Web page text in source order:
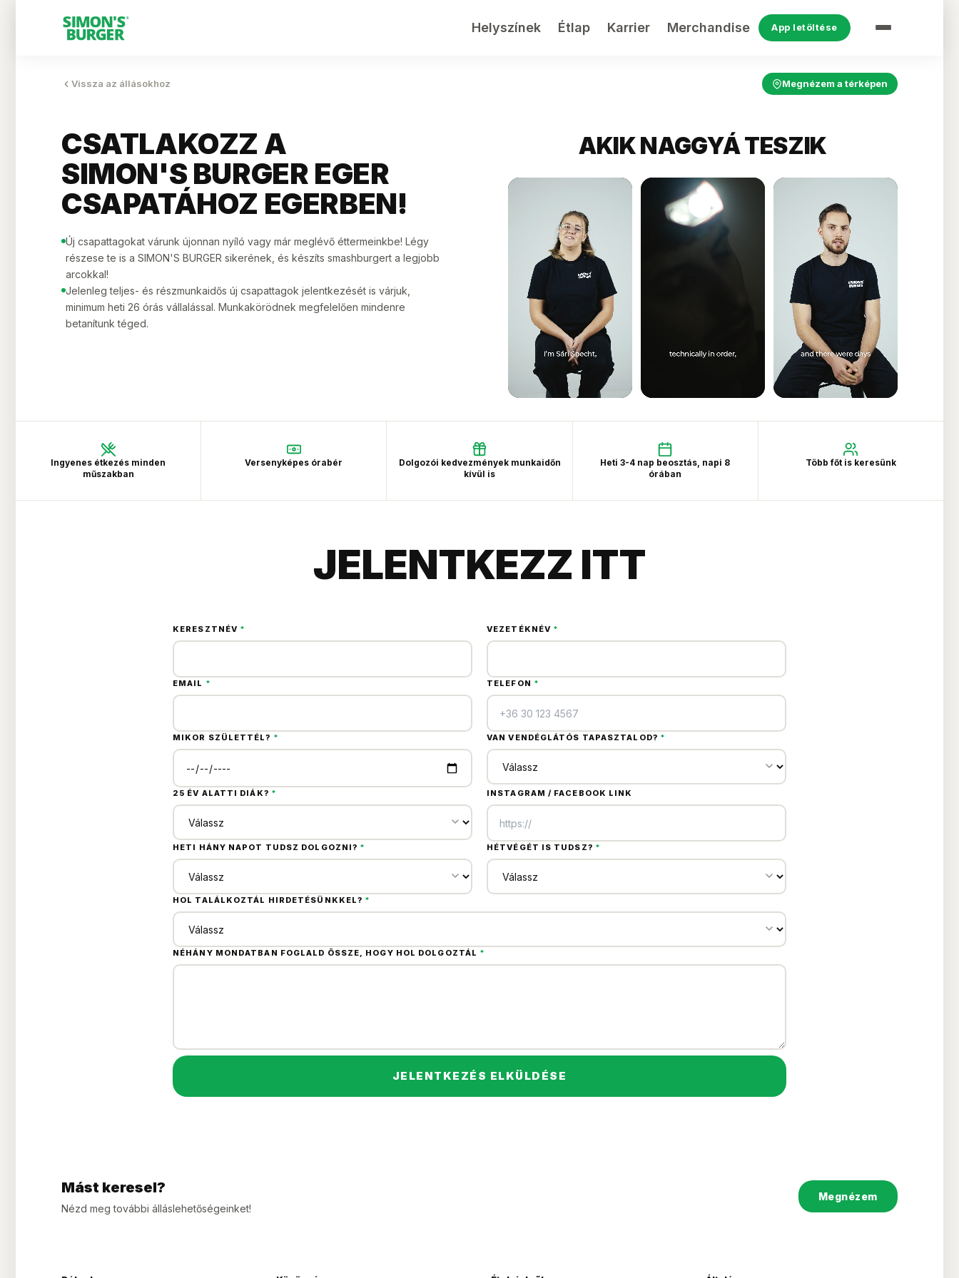
Helyszínek Étlap Karrier Merchandise App letöltése
Vissza az állásokhoz Megnézem a térképen
CSATLAKOZZ A
SIMON'S BURGER EGER
CSAPATÁHOZ EGERBEN!
Új csapattagokat várunk újonnan nyíló vagy már meglévő éttermeinkbe! Légy
részese te is a SIMON'S BURGER sikerének, és készíts smashburgert a legjobb
arcokkal!
Jelenleg teljes- és részmunkaidős új csapattagok jelentkezését is várjuk,
minimum heti 26 órás vállalással. Munkakörödnek megfelelően mindenre
betanítunk téged.
AKIK NAGGYÁ TESZIK
Ingyenes étkezés minden
műszakban
Versenyképes órabér
Dolgozói kedvezmények munkaidőn
kívül is
Heti 3-4 nap beosztás, napi 8
órában
Több főt is keresünk
JELENTKEZZ ITT
KERESZTNÉV * VEZETÉKNÉV *
EMAIL * TELEFON *
MIKOR SZÜLETTÉL? * VAN VENDÉGLÁTÓS TAPASZTALOD? *
25 ÉV ALATTI DIÁK? * INSTAGRAM / FACEBOOK LINK
HETI HÁNY NAPOT TUDSZ DOLGOZNI? * HÉTVÉGÉT IS TUDSZ? *
HOL TALÁLKOZTÁL HIRDETÉSÜNKKEL? *
NÉHÁNY MONDATBAN FOGLALD ÖSSZE, HOGY HOL DOLGOZTÁL *
JELENTKEZÉS ELKÜLDÉSE
Mást keresel?
Nézd meg további álláslehetőségeinket!
Megnézem